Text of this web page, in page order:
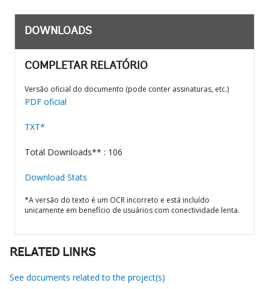
DOWNLOADS
COMPLETAR RELATÓRIO
Versão oficial do documento (pode conter assinaturas, etc.)
PDF oficial
TXT*
Total Downloads** : 106
Download Stats
*A versão do texto é um OCR incorreto e está incluído
unicamente em benefício de usuários com conectividade lenta.
RELATED LINKS
See documents related to the project(s)